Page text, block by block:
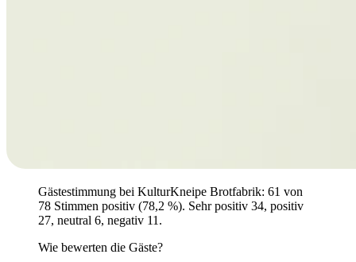
Gästestimmung bei KulturKneipe Brotfabrik: 61 von
78 Stimmen positiv (78,2 %). Sehr positiv 34, positiv
27, neutral 6, negativ 11.
Wie bewerten die Gäste?